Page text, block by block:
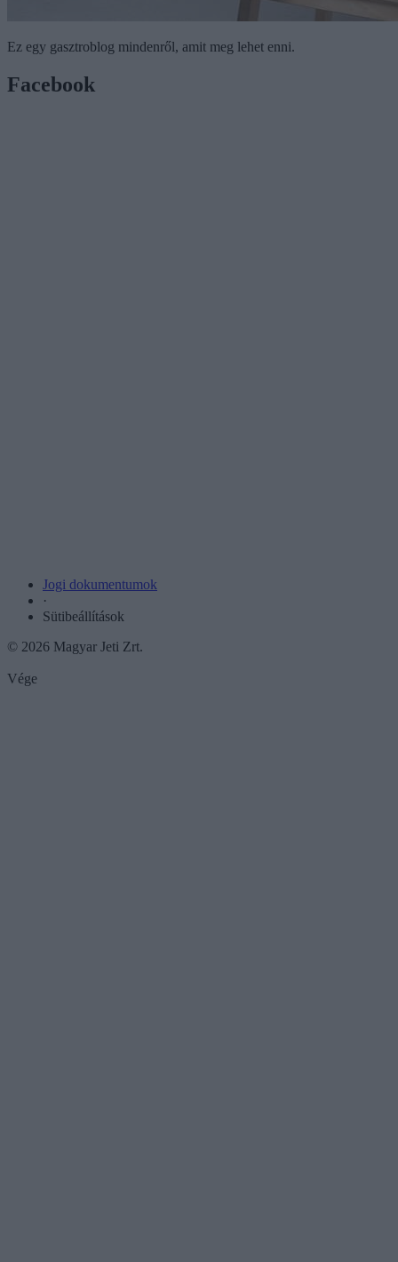
Ez egy gasztroblog mindenről, amit meg lehet enni.
Facebook
Jogi dokumentumok
·
Sütibeállítások
© 2026 Magyar Jeti Zrt.
Vége